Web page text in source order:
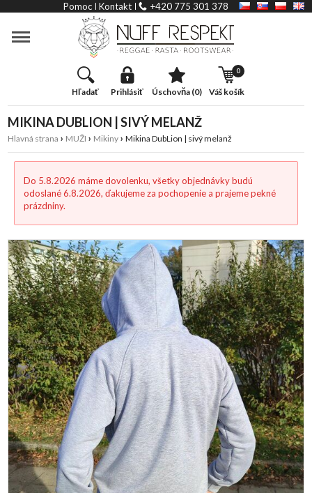
Pomoc Kontakt +420 775 301 378
hľadať prihlásiť úschovňa (0) váš košík
0
MIKINA DUBLION | SIVÝ MELANŽ
Hlavná strana › MUŽI › Mikiny › Mikina DubLion | sivý melanž
Do 5.8.2026 máme dovolenku, všetky objednávky budú
odoslané 6.8.2026, ďakujeme za pochopenie a prajeme pekné
prázdniny.